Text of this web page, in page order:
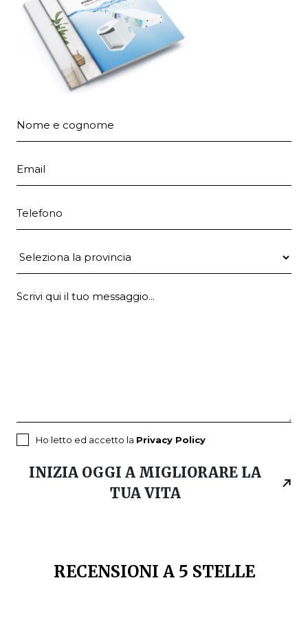
Ho letto ed accetto la Privacy Policy
INIZIA OGGI A MIGLIORARE LA
TUA VITA
RECENSIONI A 5 STELLE